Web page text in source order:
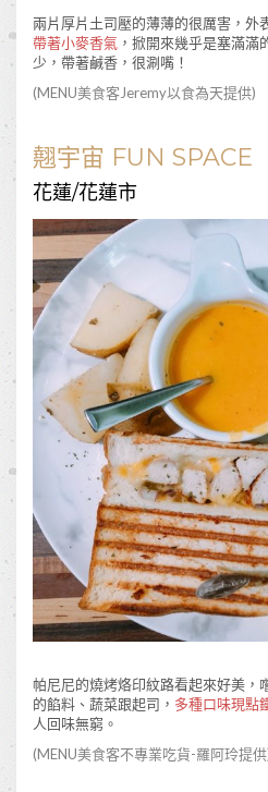
兩片厚片土司壓的薄薄的很厲害，外
帶著小麥香氣 ，掀開來幾乎是塞滿
少，帶著鹹香，很涮嘴！
(MENU美食客Jeremy以食為天提供)
翹宇宙 FUN SPACE
花蓮/花蓮市
帕尼尼的燒烤烙印紋路看起來好美，
的餡料、蔬菜跟起司， 多種口味現點
人回味無窮。
(MENU美食客不專業吃貨-羅阿玲提